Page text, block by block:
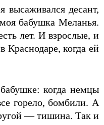
десант,
бабушка Меланья.
лет. И взрослые, и
когда ей
когда немцы
горело, бомбили. А
— тишина. Так и